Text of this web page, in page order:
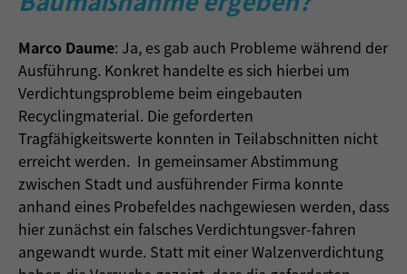
Marco Daume: Ja, es gab auch Probleme während der
Ausführung. Konkret handelte es sich hierbei um
Verdichtungsprobleme beim eingebauten
Recyclingmaterial. Die geforderten
Tragfähigkeitswerte konnten in Teilabschnitten nicht
erreicht werden. In gemeinsamer Abstimmung
zwischen Stadt und ausführender Firma konnte
anhand eines Probefeldes nachgewiesen werden, dass
hier zunächst ein falsches Verdichtungsver-fahren
angewandt wurde. Statt mit einer Walzenverdichtung